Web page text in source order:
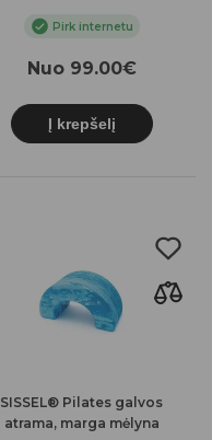
Pirk internetu
Nuo 99.00€
Į krepšelį
SISSEL® Pilates galvos
atrama, marga mėlyna